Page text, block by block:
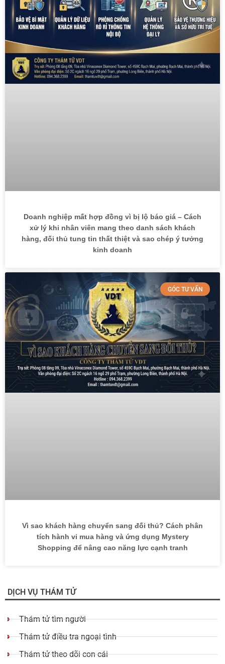
Doanh nghiệp mất hợp đồng vì bị lộ báo giá – Cách
xử lý khi nhân viên mang theo danh sách khách
hàng, đối thủ tung tin thất thiệt và sao chép ý tưởng
kinh doanh
GÓC TƯ VẤN
Vì sao khách hàng chuyển sang đối thủ? Cách phân
tích hành vi mua hàng và ứng dụng Mystery
Shopping để nâng cao năng lực cạnh tranh
DỊCH VỤ THÁM TỬ
Thám tử tìm người
Thám tử điều tra ngoại tình
Thám tử theo dõi con cái